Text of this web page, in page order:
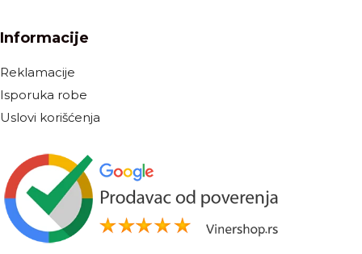
Informacije
Reklamacije
Isporuka robe
Uslovi korišćenja